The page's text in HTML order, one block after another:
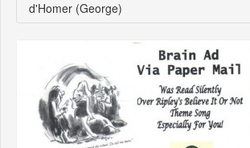
d'Homer (George)